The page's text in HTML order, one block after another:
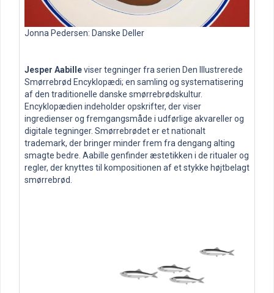
Jonna Pedersen: Danske Deller
Jesper Aabilleviser tegninger fra serien Den Illustrerede
Smørrebrød Encyklopædi; en samling og systematisering
af den traditionelle danske smørrebrødskultur.
Encyklopædien indeholder opskrifter, der viser
ingredienser og fremgangsmåde i udførlige akvareller og
digitale tegninger. Smørrebrødet er et nationalt
trademark, der bringer minder frem fra dengang alting
smagte bedre. Aabille genfinder æstetikken i de ritualer og
regler, der knyttes til kompositionen af et stykke højtbelagt
smørrebrød.